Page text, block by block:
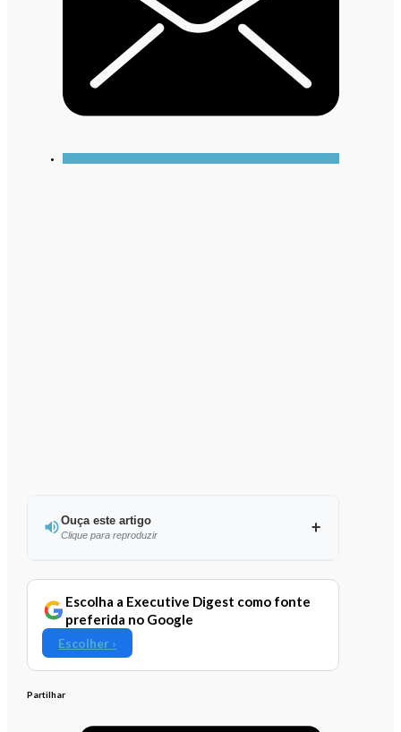
Ouça este artigo
Clique para reproduzir
Ouvir este artigo
Escolha a Executive Digest como fonte
preferida no Google
Escolher ›
Partilhar